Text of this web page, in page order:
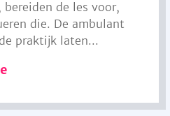
de les voor,
die. De ambulant
praktijk laten...